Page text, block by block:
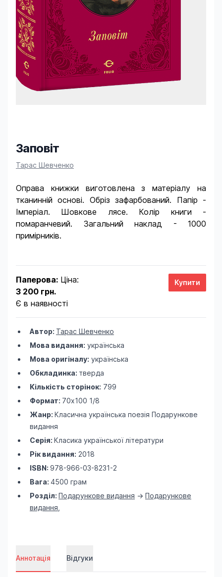
Заповіт
Product information
Тарас Шевченко
Оправа книжки виготовлена з матеріалу на
тканинній основі. Обріз зафарбований. Папір -
Імперіал. Шовкове лясе. Колір книги -
помаранчевий. Загальний наклад - 1000
примірників.
Паперова: Ціна:
3 200 грн.
Є в наявності
Автор: Тарас Шевченко
Мова видання: українська
Мова оригіналу: українська
Обкладинка: тверда
Кількість сторінок: 799
Формат: 70х100 1/8
Жанр: Класична українська поезія Подарункове
видання
Серія: Класика української літератури
Рік видання: 2018
ISBN: 978-966-03-8231-2
Вага: 4500 грам
Розділ: Подарункове видання -> Подарункове
видання
Аннотація Відгуки